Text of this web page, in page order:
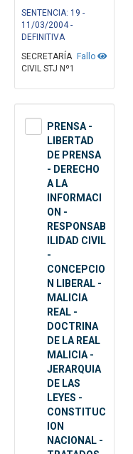
SENTENCIA: 19 -
11/03/2004 -
DEFINITIVA
Fallo
SECRETARÍA
CIVIL STJ Nº1
PRENSA -
LIBERTAD
DE PRENSA
- DERECHO
A LA
INFORMACI
ON -
RESPONSAB
ILIDAD CIVIL
-
CONCEPCIO
N LIBERAL -
MALICIA
REAL -
DOCTRINA
DE LA REAL
MALICIA -
JERARQUIA
DE LAS
LEYES -
CONSTITUC
ION
NACIONAL -